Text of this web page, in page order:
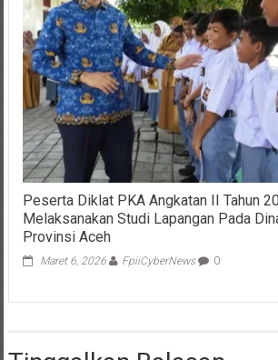
Peserta Diklat PKA Angkatan II Tahun
Melaksanakan Studi Lapangan Pada
Provinsi Aceh
Maret 6, 2026 FpiiCyberNews 0